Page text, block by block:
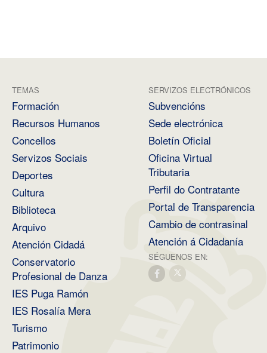
TEMAS
Formación
Recursos Humanos
Concellos
Servizos Sociais
Deportes
Cultura
Biblioteca
Arquivo
Atención Cidadá
Conservatorio
Profesional de Danza
IES Puga Ramón
IES Rosalía Mera
Turismo
Patrimonio
SERVIZOS ELECTRÓNICOS
Subvencións
Sede electrónica
Boletín Oficial
Oficina Virtual
Tributaria
Perfil do Contratante
Portal de Transparencia
Cambio de contrasinal
Atención á Cidadanía
SÉGUENOS EN: